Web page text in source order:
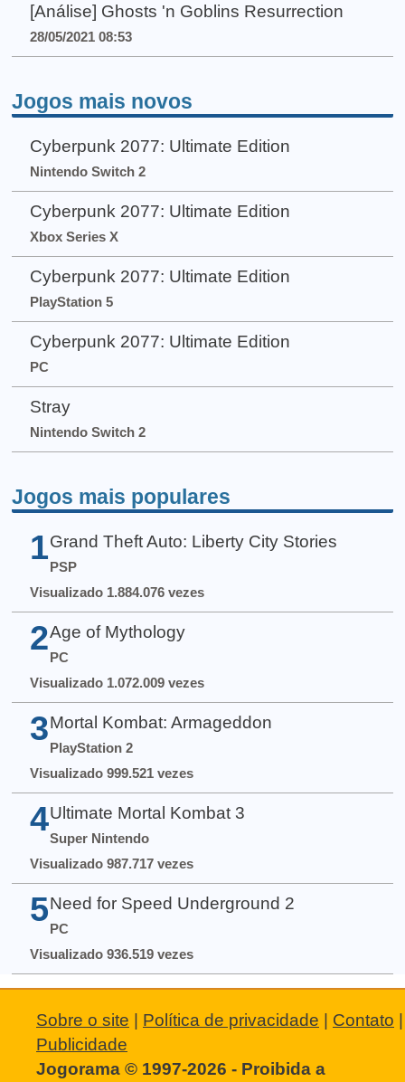
[Análise] Ghosts 'n Goblins Resurrection
28/05/2021 08:53
Jogos mais novos
Cyberpunk 2077: Ultimate Edition
Nintendo Switch 2
Cyberpunk 2077: Ultimate Edition
Xbox Series X
Cyberpunk 2077: Ultimate Edition
PlayStation 5
Cyberpunk 2077: Ultimate Edition
PC
Stray
Nintendo Switch 2
Jogos mais populares
1 Grand Theft Auto: Liberty City Stories
PSP
Visualizado 1.884.076 vezes
2 Age of Mythology
PC
Visualizado 1.072.009 vezes
3 Mortal Kombat: Armageddon
PlayStation 2
Visualizado 999.521 vezes
4 Ultimate Mortal Kombat 3
Super Nintendo
Visualizado 987.717 vezes
5 Need for Speed Underground 2
PC
Visualizado 936.519 vezes
Sobre o site | Política de privacidade | Contato |
Publicidade
Jogorama © 1997-2026 - Proibida a